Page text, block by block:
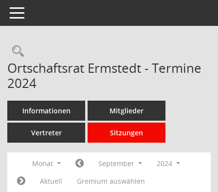
Toggle navigation
Rechercheauswahl
Ortschaftsrat Ermstedt - Termine
2024
Informationen Mitglieder
Vertreter Sitzungen
Monat September
2024
Aktuell
Gremium auswählen